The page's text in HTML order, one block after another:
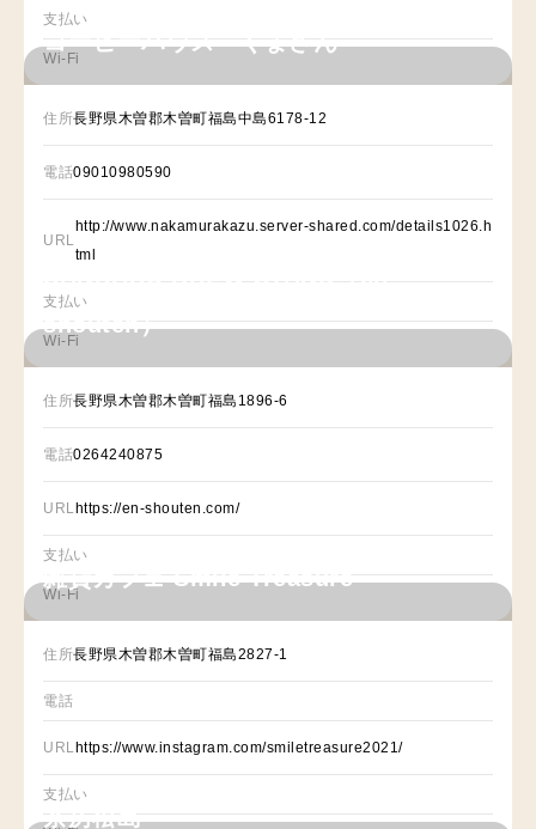
支払い
Wi-Fi
コーヒーハウス くまさん
住所長野県木曽郡木曽町福島中島6178-12
電話09010980590
URL
http://www.nakamurakazu.server-shared.com/details1026.h
tml
支払い
Wi-Fi
SANKAKU BREW STAND（en-
shouten）
住所長野県木曽郡木曽町福島1896-6
電話0264240875
URLhttps://en-shouten.com/
支払い
Wi-Fi
雑貨カフェ Smile Treasure
住所長野県木曽郡木曽町福島2827-1⁡
電話
URLhttps://www.instagram.com/smiletreasure2021/
支払い
茶房松島